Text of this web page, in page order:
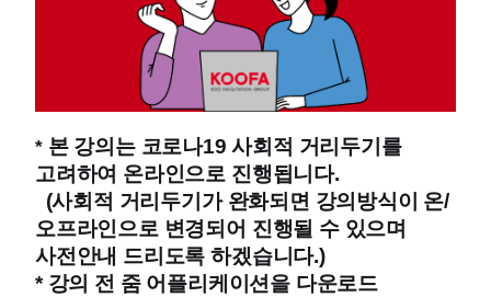
* 본 강의는 코로나19 사회적 거리두기를
고려하여 온라인으로 진행됩니다.
(사회적 거리두기가 완화되면 강의방식이 온/
오프라인으로 변경되어 진행될 수 있으며
사전안내 드리도록 하겠습니다.)
* 강의 전 줌 어플리케이션을 다운로드